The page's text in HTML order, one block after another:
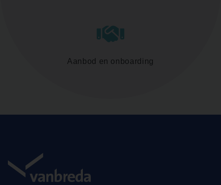
Aanbod en onboarding